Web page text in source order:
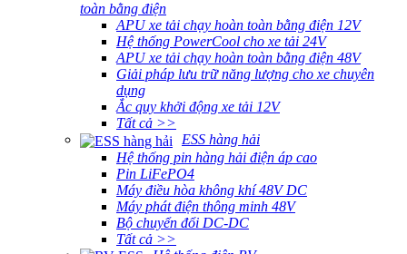
toàn bằng điện
APU xe tải chạy hoàn toàn bằng điện 12V
Hệ thống PowerCool cho xe tải 24V
APU xe tải chạy hoàn toàn bằng điện 48V
Giải pháp lưu trữ năng lượng cho xe chuyên
dụng
Ắc quy khởi động xe tải 12V
Tất cả >>
ESS hàng hải
Hệ thống pin hàng hải điện áp cao
Pin LiFePO4
Máy điều hòa không khí 48V DC
Máy phát điện thông minh 48V
Bộ chuyển đổi DC-DC
Tất cả >>